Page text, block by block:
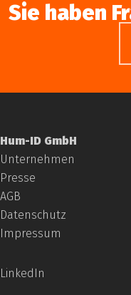
Sie haben
Hum-ID GmbH
Unternehmen
Presse
AGB
Datenschutz
Impressum
LinkedIn